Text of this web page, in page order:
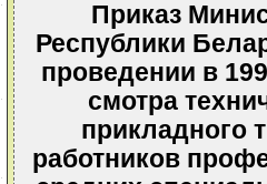
Приказ
Республики
проведении в
смотра
прикладного
работников